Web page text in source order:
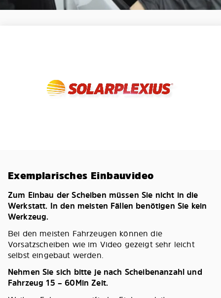
Exemplarisches Einbauvideo
Zum Einbau der Scheiben müssen Sie nicht in die
Werkstatt. In den meisten Fällen benötigen Sie kein
Werkzeug.
Bei den meisten Fahrzeugen können die
Vorsatzscheiben wie im Video gezeigt sehr leicht
selbst eingebaut werden.
Nehmen Sie sich bitte je nach Scheibenanzahl und
Fahrzeug 15 – 60Min Zeit.